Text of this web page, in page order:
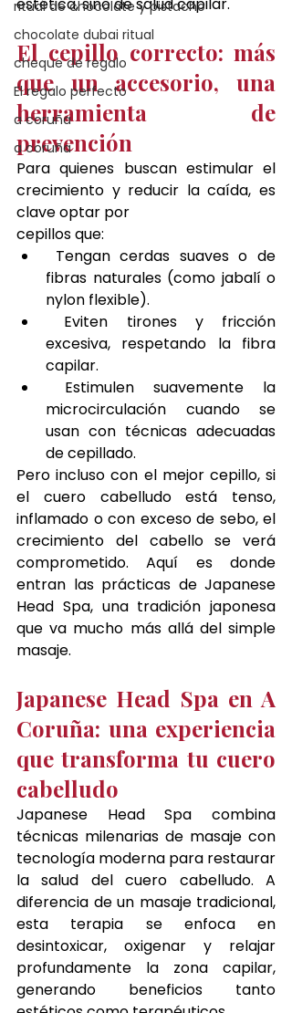
ritual de chocolate y pistacho
chocolate dubai ritual
cheque de regalo
El regalo perfecto
a coruña
a coruña
El cepillo correcto: más
que un accesorio, una
herramienta de
prevención
Para quienes buscan estimular el
crecimiento y reducir la caída, es
clave optar por
cepillos que:
Tengan cerdas suaves o de
fibras naturales (como jabalí o
nylon flexible).
Eviten tirones y fricción
excesiva, respetando la fibra
capilar.
Estimulen suavemente la
microcirculación cuando se
usan con técnicas adecuadas
de cepillado.
Pero incluso con el mejor cepillo, si
el cuero cabelludo está tenso,
inflamado o con exceso de sebo, el
crecimiento del cabello se verá
comprometido. Aquí es donde
entran las prácticas de Japanese
Head Spa, una tradición japonesa
que va mucho más allá del simple
masaje.
Japanese Head Spa en A
Coruña: una experiencia
que transforma tu cuero
cabelludo
Japanese Head Spa combina
técnicas milenarias de masaje con
tecnología moderna para restaurar
la salud del cuero cabelludo. A
diferencia de un masaje tradicional,
esta terapia se enfoca en
desintoxicar, oxigenar y relajar
profundamente la zona capilar,
generando beneficios tanto